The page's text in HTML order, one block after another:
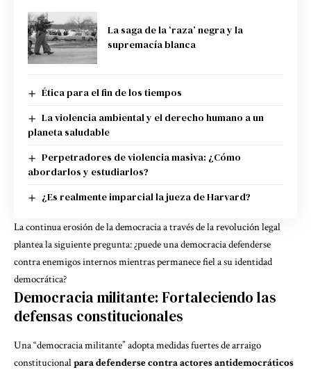
La saga de la ‘raza’ negra y la
supremacía blanca
Ética para el fin de los tiempos
La violencia ambiental y el derecho humano a un
planeta saludable
Perpetradores de violencia masiva: ¿Cómo
abordarlos y estudiarlos?
¿Es realmente imparcial la jueza de Harvard?
La continua erosión de la democracia a través de la revolución legal
plantea la siguiente pregunta: ¿puede una democracia defenderse
contra enemigos internos mientras permanece fiel a su identidad
democrática?
Democracia militante: Fortaleciendo las
defensas constitucionales
Una “democracia militante” adopta medidas fuertes de arraigo
constitucionalpara defenderse contra actores antidemocráticos